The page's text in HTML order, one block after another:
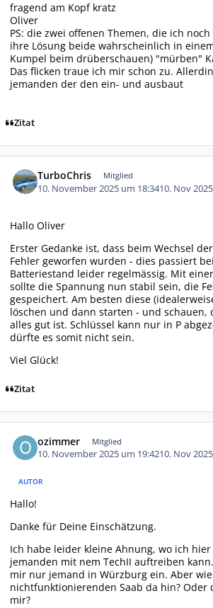
fragend am Kopf kratz
Oliver
PS: die zwei offenen Themen, die ich
ihre Lösung beide wahrscheinlich in
Kumpel beim drüberschauen) "mürben"
Das flicken traue ich mir schon zu.
jemanden der den ein- und ausbaut
Zitat
TurboChris Mitglied
10. November 2025 um 18:3410. Nov 2025
Hallo Oliver
Erster Gedanke ist, dass beim Wechsel
Fehler geworfen wurden - dies passiert
Batteriestand leider regelmässig. Mit
sollte die Spannung nun stabil sein, die
gespeichert. Am besten diese
löschen und dann starten - und schauen,
alles gut ist. Schlüssel kann nur in P
dürfte es somit nicht sein.
Viel Glück!
Zitat
ozimmer Mitglied
10. November 2025 um 19:4210. Nov 2025
AUTOR
Hallo!
Danke für Deine Einschätzung.
Ich habe leider kleine Ahnung, wo ich
jemanden mit nem TechII auftreiben
mir nur jemand in Würzburg ein. Aber
nichtfunktionierenden Saab da hin? Oder
mir?